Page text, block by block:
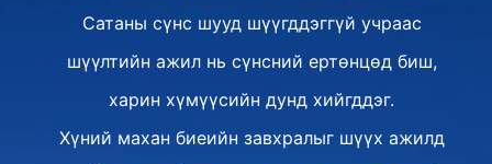
Сатаны сүнс шууд шүүгддэггүй учраас
шүүлтийн ажил нь сүнсний ертөнцөд биш,
харин хүмүүсийн дунд хийгддэг.
Хүний махан биеийн завхралыг шүүх ажилд